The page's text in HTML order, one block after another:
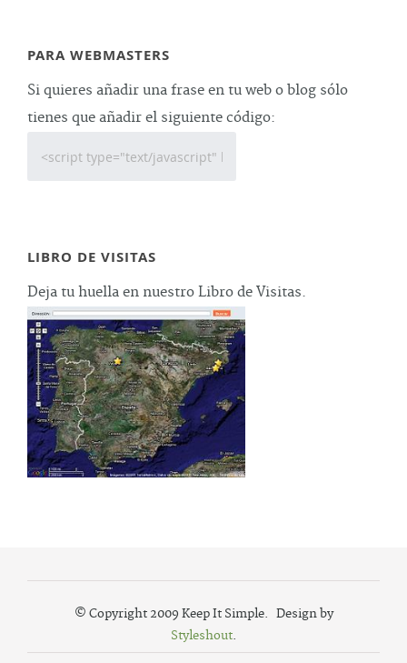
PARA WEBMASTERS
Si quieres añadir una frase en tu web o blog sólo
tienes que añadir el siguiente código:
LIBRO DE VISITAS
Deja tu huella en nuestro Libro de Visitas.
© Copyright 2009 Keep It Simple. Design by
Styleshout.